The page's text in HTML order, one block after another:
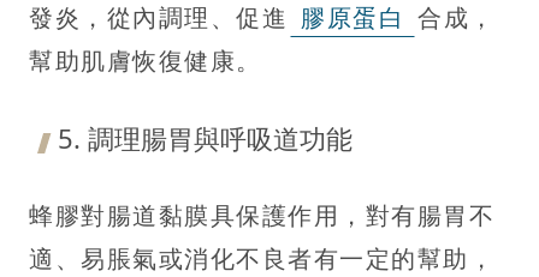
發炎，從內調理、促進 膠原蛋白 合成，
幫助肌膚恢復健康。
5. 調理腸胃與呼吸道功能
蜂膠對腸道黏膜具保護作用，對有腸胃不
適、易脹氣或消化不良者有一定的幫助，